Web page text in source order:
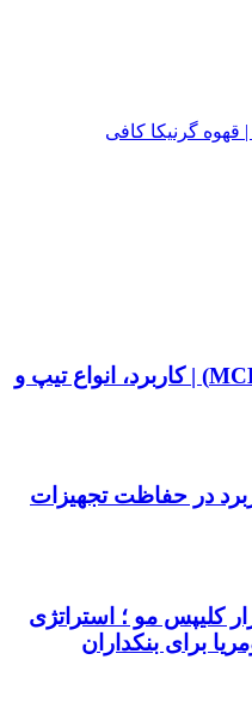
قهوه گرنیکا کافی
کلید مینیاتوری زیمنس (MCB) | کاربرد، انواع تیپ و
در حفاظت تجهیزات
کلیپس مو ؛ استراتژی
برای بنکداران